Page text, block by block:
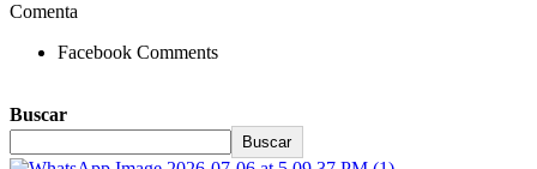
Comenta
Facebook Comments
Buscar
Buscar